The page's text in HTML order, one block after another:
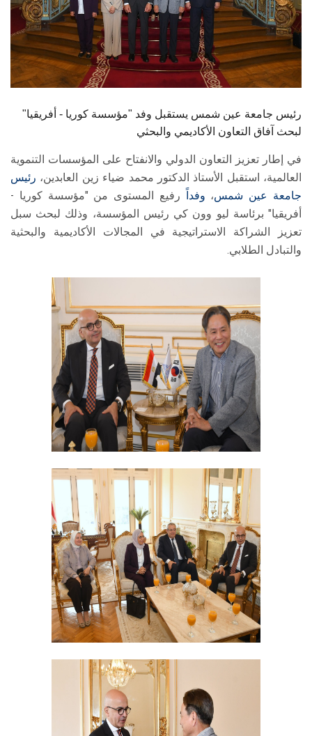
الموظفون
الزائـرون
رئيس جامعة عين شمس يستقبل وفد "مؤسسة كوريا - أفريقيا"
لبحث آفاق التعاون الأكاديمي والبحثي
في إطار تعزيز التعاون الدولي والانفتاح على المؤسسات التنموية
العالمية، استقبل الأستاذ الدكتور محمد ضياء زين العابدين، رئيس
جامعة عين شمس، وفداً
رفيع المستوى من "مؤسسة كوريا -
أفريقيا" برئاسة ليو وون كي رئيس المؤسسة، وذلك لبحث سبل
تعزيز الشراكة الاستراتيجية في المجالات الأكاديمية والبحثية
والتبادل الطلابي.